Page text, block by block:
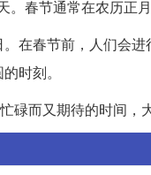
春节通常在农历正
在春节前，人们会
时刻。
而又期待的时间，